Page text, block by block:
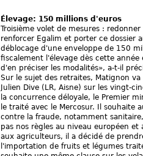
Élevage: 150 millions d'euros
Troisième volet de mesures :
renforcer Egalim et porter ce dossier
déblocage d'une enveloppe de 150
fiscalement l'élevage dès cette
d'en préciser les modalités», a-t-il
Sur le sujet des retraites, Matignon
Julien Dive (LR, Aisne) sur les vingt-
la concurrence déloyale, le Premier
le traité avec le Mercosur. Il souhaite
contre la fraude, notamment
pas nos règles au niveau européen
aux agriculteurs, il a décidé de
l'importation de fruits et légumes